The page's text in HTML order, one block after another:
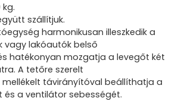
kg.
szállítjuk.
harmonikusan illeszkedik a
vagy lakóautók belső
hatékonyan mozgatja a levegőt két
A tetőre szerelt
mellékelt távirányítóval beállíthatja a
és a ventilátor sebességét.